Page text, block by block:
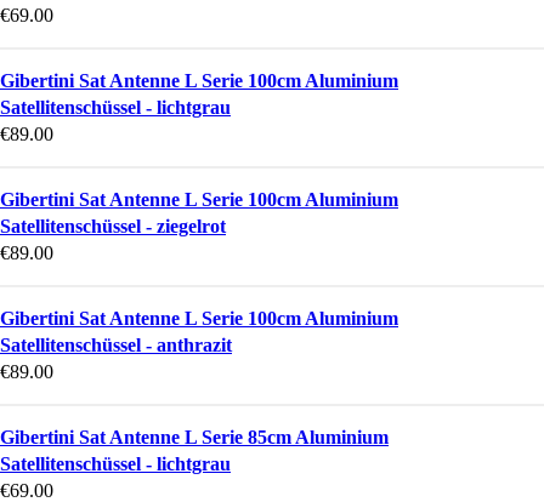
€69.00
Gibertini Sat Antenne L Serie 100cm Aluminium
Satellitenschüssel - lichtgrau
€89.00
Gibertini Sat Antenne L Serie 100cm Aluminium
Satellitenschüssel - ziegelrot
€89.00
Gibertini Sat Antenne L Serie 100cm Aluminium
Satellitenschüssel - anthrazit
€89.00
Gibertini Sat Antenne L Serie 85cm Aluminium
Satellitenschüssel - lichtgrau
€69.00